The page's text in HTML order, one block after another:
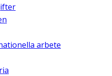
arbete